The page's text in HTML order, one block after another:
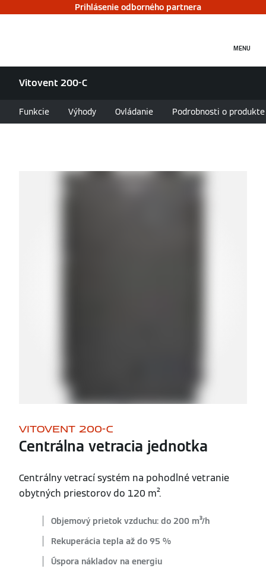
Prihlásenie odborného partnera
MENU
Vitovent 200-C
Funkcie Výhody Ovládanie Podrobnosti o produkte
VITOVENT 200-C
Centrálna vetracia jednotka
Centrálny vetrací systém na pohodlné vetranie
obytných priestorov do 120 m².
Objemový prietok vzduchu: do 200 m³/h
Rekuperácia tepla až do 95 %
Úspora nákladov na energiu